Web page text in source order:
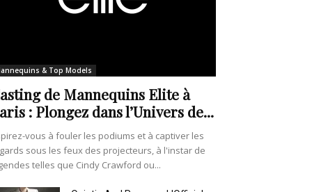
& Top Models
de Mannequins Elite à
: Plongez dans l’Univers de...
vous à fouler les podiums et à captiver les
sous les feux des projecteurs, à l'instar de
telles que Cindy Crawford ou...